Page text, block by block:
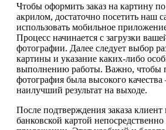
Чтобы оформить заказ на картину
акрилом, достаточно посетить наш
использовать мобильное
Процесс начинается с загрузки
фотографии. Далее следует выбор
картины и указание каких-либо
выполнению работы. Важно, чтобы
фотография была высокого
наилучший результат на выходе.
После подтверждения заказа
банковской картой